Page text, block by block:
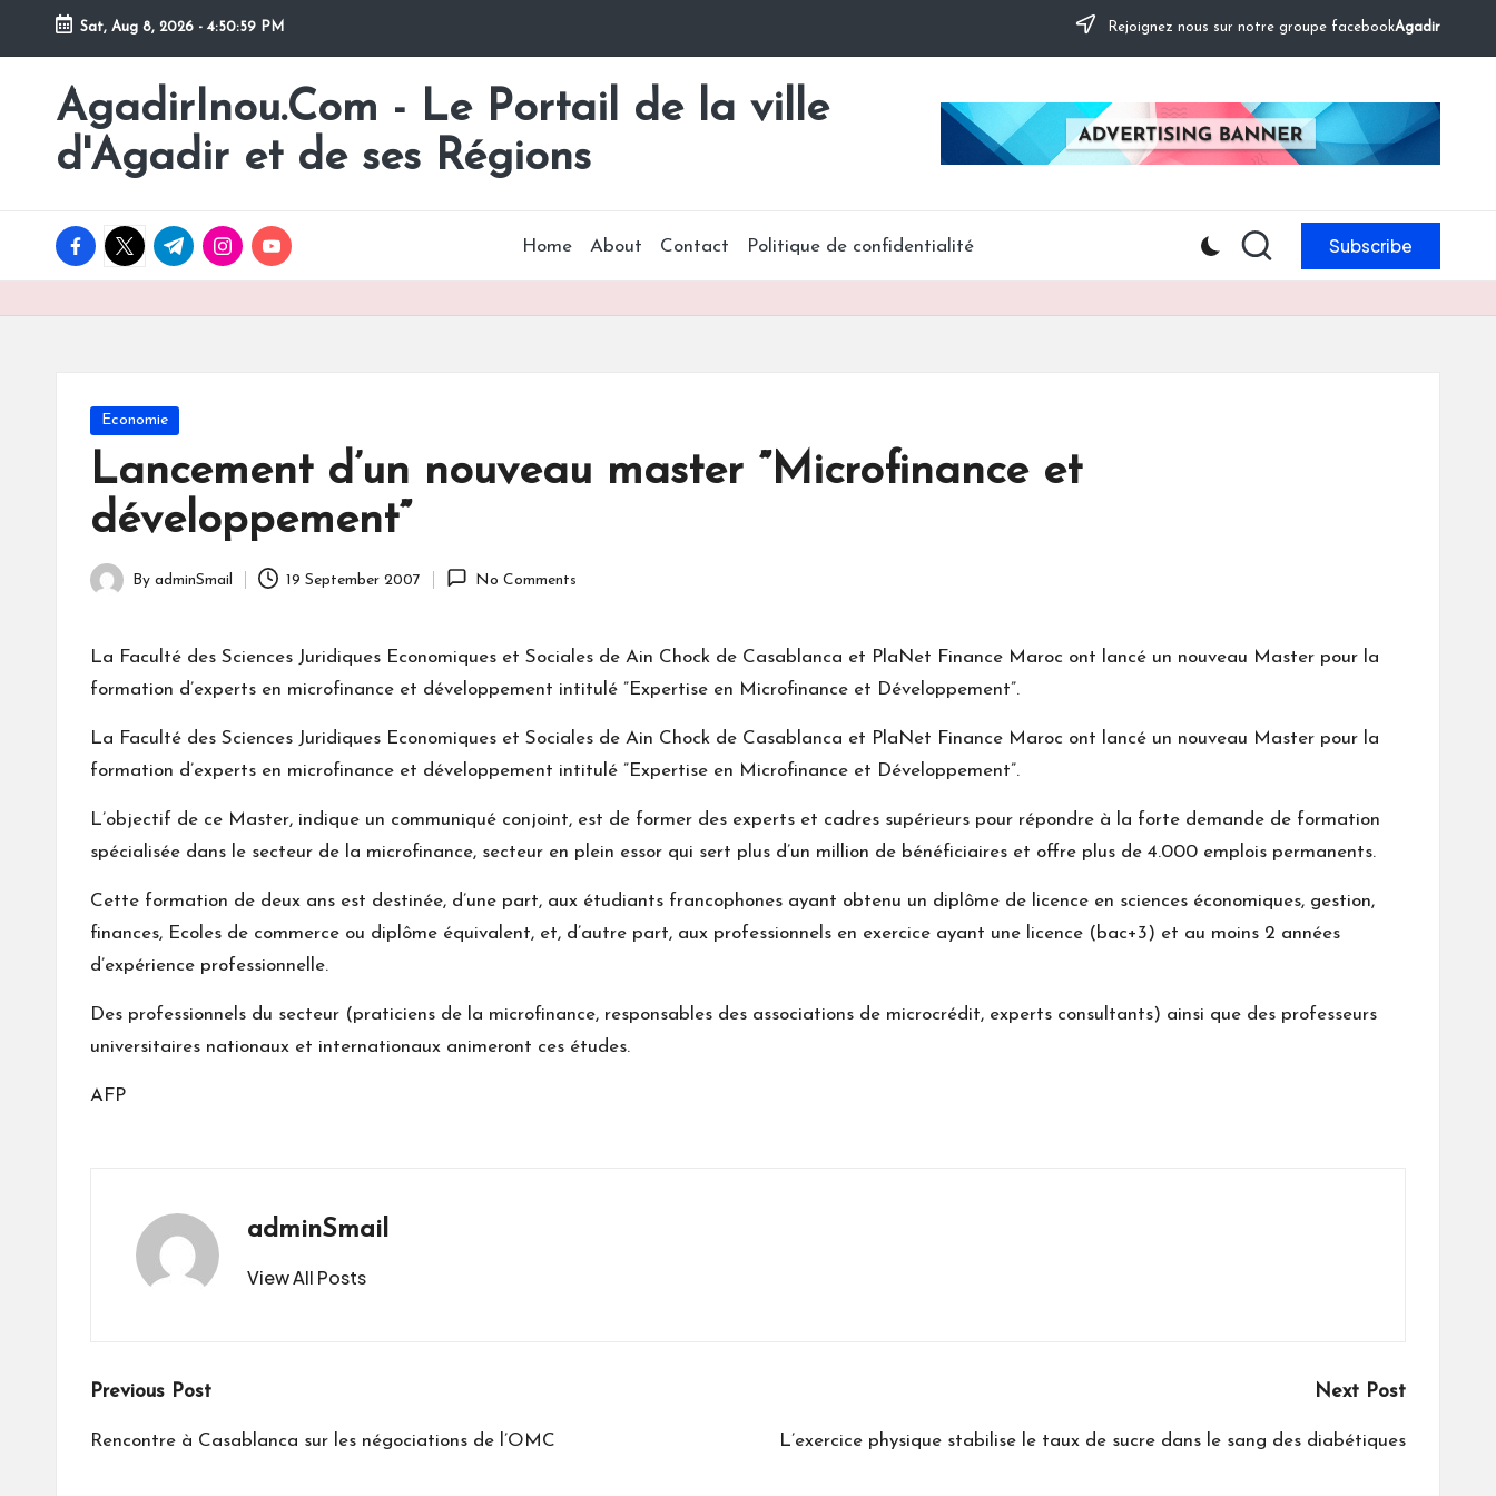
Skip
content
Sat, Aug 8, 2026 - 4:51:00 PM Rejoignez nous sur notre groupe facebookAgadir
AgadirInou.Com - Le Portail de la ville
d'Agadir et de ses Régions
Toute
l'actualité
de
d'Agadir
facebook.com
twitter.com
t.me instagram.com
youtube.com Home About Contact Politique de confidentialité Subscribe
Posted
in
Economie
Lancement d’un nouveau master ”Microfinance et
développement”
Posted
By adminSmail 19 September 2007 No Comments
La Faculté des Sciences Juridiques Economiques et Sociales de Ain Chock de Casablanca et PlaNet Finance Maroc ont lancé un nouveau Master pour la
formation d’experts en microfinance et développement intitulé ”Expertise en Microfinance et Développement”.
La Faculté des Sciences Juridiques Economiques et Sociales de Ain Chock de Casablanca et PlaNet Finance Maroc ont lancé un nouveau Master pour la
formation d’experts en microfinance et développement intitulé ”Expertise en Microfinance et Développement”.
L’objectif de ce Master, indique un communiqué conjoint, est de former des experts et cadres supérieurs pour répondre à la forte demande de formation
spécialisée dans le secteur de la microfinance, secteur en plein essor qui sert plus d’un million de bénéficiaires et offre plus de 4.000 emplois permanents.
Cette formation de deux ans est destinée, d’une part, aux étudiants francophones ayant obtenu un diplôme de licence en sciences économiques, gestion,
finances, Ecoles de commerce ou diplôme équivalent, et, d’autre part, aux professionnels en exercice ayant une licence (bac+3) et au moins 2 années
d’expérience professionnelle.
Des professionnels du secteur (praticiens de la microfinance, responsables des associations de microcrédit, experts consultants) ainsi que des professeurs
universitaires nationaux et internationaux animeront ces études.
AFP
adminSmail
View All Posts
Post
navigation
Previous Post
Rencontre à Casablanca sur les négociations de l’OMC
Next Post
L’exercice physique stabilise le taux de sucre dans le sang des diabétiques